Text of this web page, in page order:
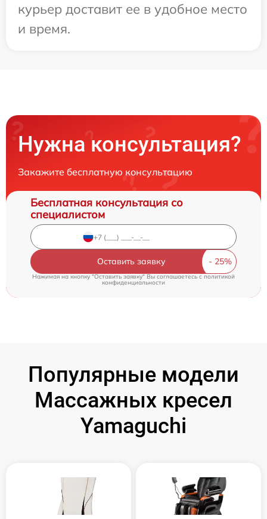
курьер доставит ее в удобное место
и время.
Нужна консультация?
Закажите бесплатную консультацию
Бесплатная консультация со
специалистом
Оставить заявку
Нажимая на кнопку "Оставить заявку" Вы соглашаетесь c политикой
конфиденциальности
Популярные модели
Массажных кресел
Yamaguchi